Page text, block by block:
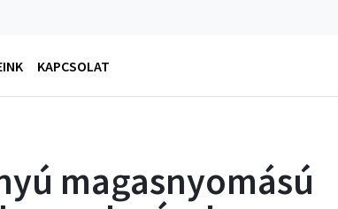
KAPCSOLAT
magasnyomású